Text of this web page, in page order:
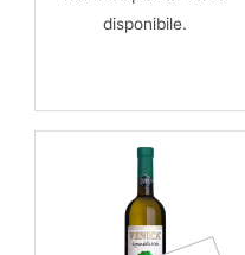
disponibile.